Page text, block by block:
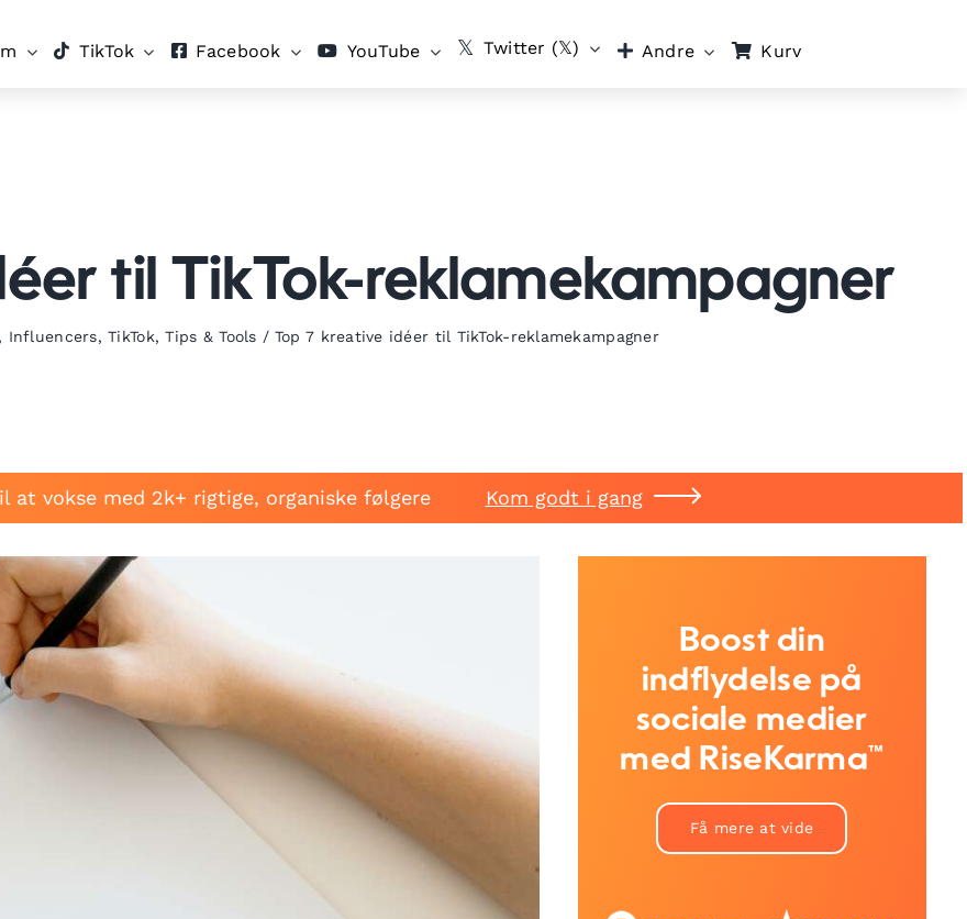
TikTok Facebook YouTube Twitter (𝕏) Andre Kurv
til TikTok-reklamekampagner
, Influencers,TikTok,Tips & Tools / Top 7 kreative idéer til TikTok-reklamekampagner
at vokse med 2k+ rigtige, organiske følgere Kom godt i gang
Boost din
indflydelse på
sociale medier
med RiseKarma™
Få mere at vide